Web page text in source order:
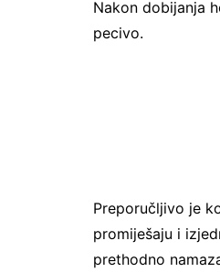
Nakon dobijanja
pecivo.
Preporučljivo je
promiješaju i
prethodno